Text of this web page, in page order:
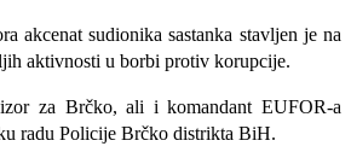
akcenat sudionika sastanka stavljen je na
aktivnosti u borbi protiv korupcije.
za Brčko, ali i komandant EUFOR-a
radu Policije Brčko distrikta BiH.